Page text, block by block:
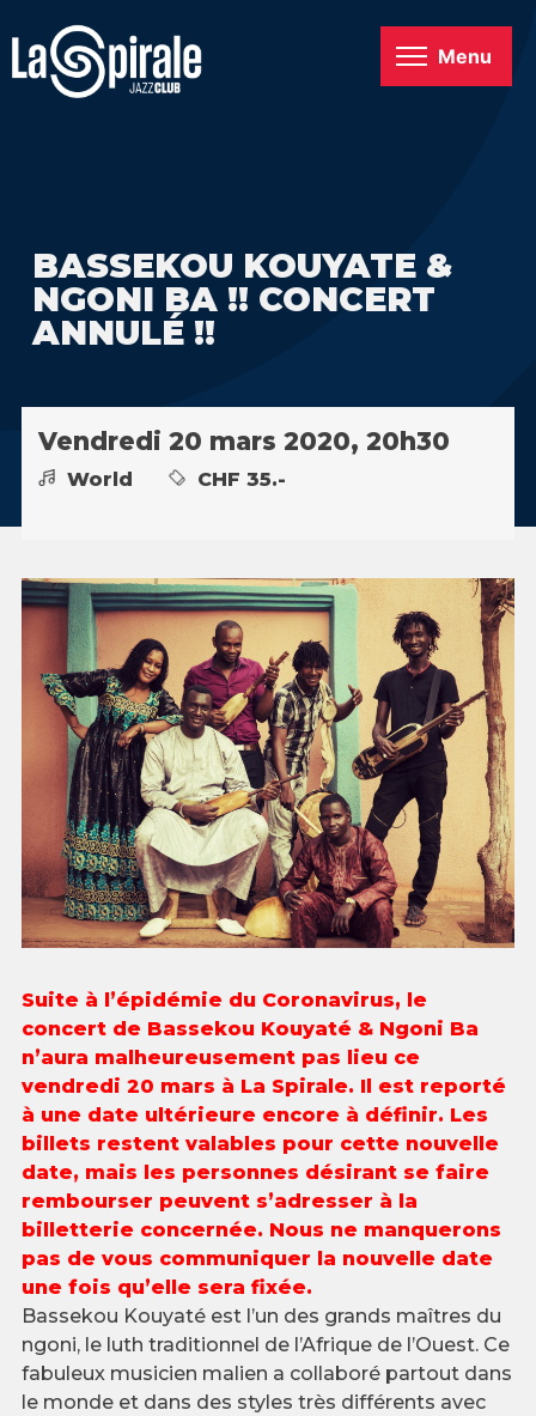
Menu
BASSEKOU KOUYATE &
NGONI BA !! CONCERT
ANNULÉ !!
Vendredi 20 mars 2020, 20h30
World CHF 35.-
Suite à l’épidémie du Coronavirus, le
concert de Bassekou Kouyaté & Ngoni Ba
n’aura malheureusement pas lieu ce
vendredi 20 mars à La Spirale. Il est reporté
à une date ultérieure encore à définir. Les
billets restent valables pour cette nouvelle
date, mais les personnes désirant se faire
rembourser peuvent s’adresser à la
billetterie concernée. Nous ne manquerons
pas de vous communiquer la nouvelle date
une fois qu’elle sera fixée.
Bassekou Kouyaté est l’un des grands maîtres du
ngoni, le luth traditionnel de l’Afrique de l’Ouest. Ce
fabuleux musicien malien a collaboré partout dans
le monde et dans des styles très différents avec